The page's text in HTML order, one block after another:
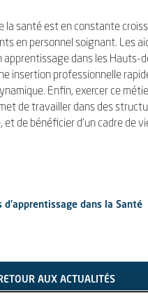
la santé est en constante
en personnel soignant. Les
apprentissage dans les Hauts-
insertion professionnelle
Enfin, exercer ce
de travailler dans des
et de bénéficier d'un cadre de
d'apprentissage dans la Santé
RETOUR AUX ACTUALITÉS